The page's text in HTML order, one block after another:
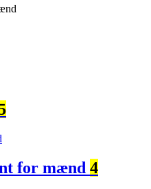
for mænd 4